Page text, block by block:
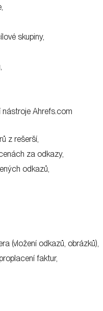
skupiny,
Ahrefs.com
z rešerší,
za odkazy,
odkazů,
(vložení odkazů, obrázků),
faktur,